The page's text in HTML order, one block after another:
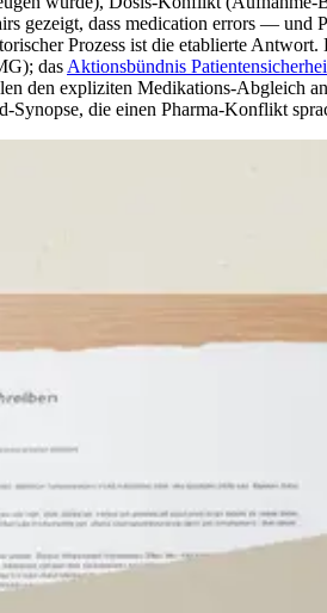
gezeigt, dass medication errors —
Prozess ist die etablierte
dasAktionsbündnis
den expliziten Medikations-Abgleich
die einen Pharma-Konflikt